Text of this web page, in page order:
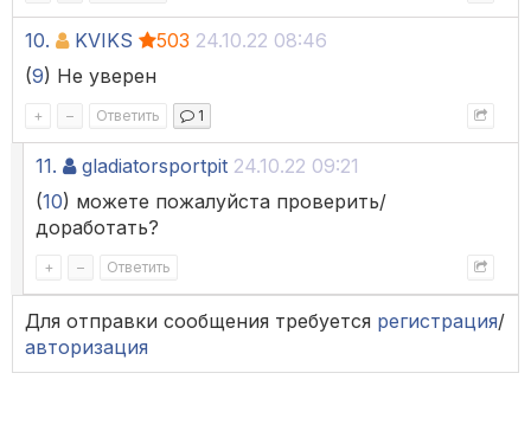
10. KVIKS 503 24.10.22 08:46
(9) Не уверен
+ – Ответить 1
11. gladiatorsportpit 24.10.22 09:21
(10) можете пожалуйста проверить/
доработать?
+ – Ответить
Для отправки сообщения требуется регистрация/
авторизация